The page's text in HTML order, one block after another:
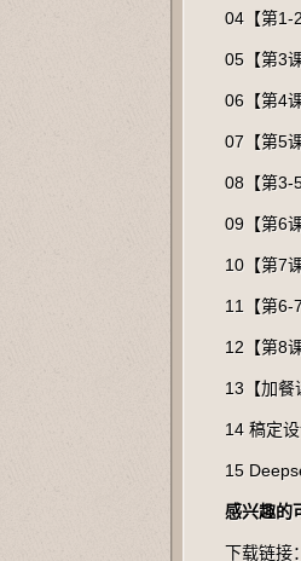
04【第1-
05【第3
06【第4
07【第5
08【第3-
09【第6
10【第7
11【第6-
12【第8
13【加餐
14 稿定
15
感兴趣的
下载链接：